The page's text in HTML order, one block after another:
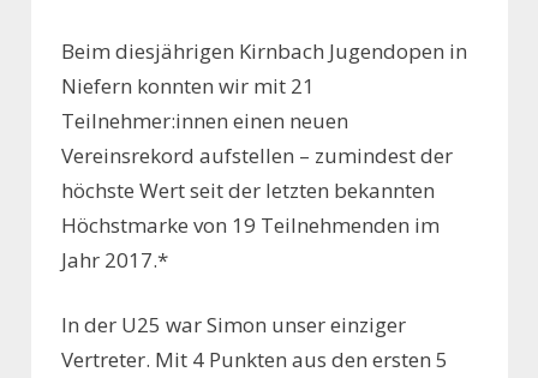
Beim diesjährigen Kirnbach Jugendopen in
Niefern konnten wir mit 21
Teilnehmer:innen einen neuen
Vereinsrekord aufstellen – zumindest der
höchste Wert seit der letzten bekannten
Höchstmarke von 19 Teilnehmenden im
Jahr 2017.*
In der U25 war Simon unser einziger
Vertreter. Mit 4 Punkten aus den ersten 5